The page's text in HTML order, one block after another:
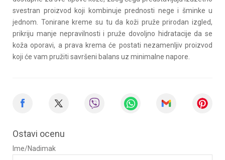
svestran proizvod koji kombinuje prednosti nege i šminke u
jednom. Tonirane kreme su tu da koži pruže prirodan izgled,
prikriju manje nepravilnosti i pruže dovoljno hidratacije da se
koža oporavi, a prava krema će postati nezamenljiv proizvod
koji će vam pružiti savršeni balans uz minimalne napore.
Ostavi ocenu
Ime/Nadimak